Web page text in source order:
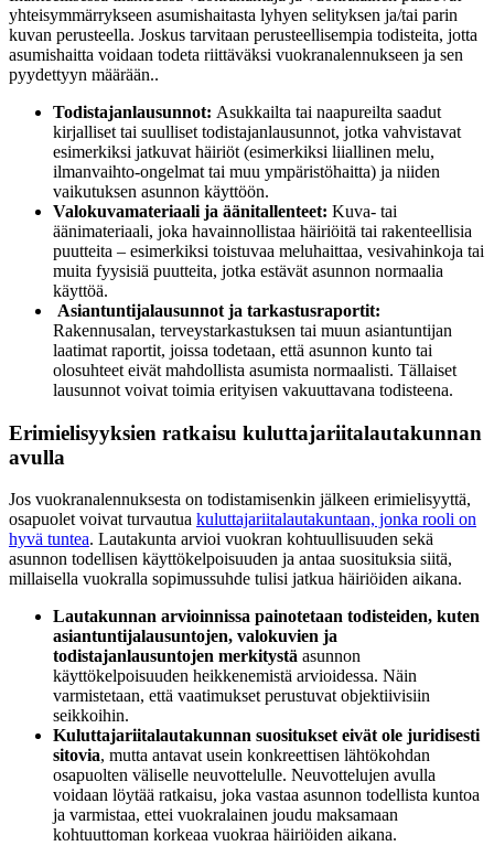
yhteisymmärrykseen asumishaitasta lyhyen selityksen ja/tai parin
kuvan perusteella. Joskus tarvitaan perusteellisempia todisteita, jotta
asumishaitta voidaan todeta riittäväksi vuokranalennukseen ja sen
pyydettyyn määrään..
Todistajanlausunnot: Asukkailta tai naapureilta saadut
kirjalliset tai suulliset todistajanlausunnot, jotka vahvistavat
esimerkiksi jatkuvat häiriöt (esimerkiksi liiallinen melu,
ilmanvaihto-ongelmat tai muu ympäristöhaitta) ja niiden
vaikutuksen asunnon käyttöön.
Valokuvamateriaali ja äänitallenteet: Kuva- tai
äänimateriaali, joka havainnollistaa häiriöitä tai rakenteellisia
puutteita – esimerkiksi toistuvaa meluhaittaa, vesivahinkoja tai
muita fyysisiä puutteita, jotka estävät asunnon normaalia
käyttöä.
Asiantuntijalausunnot ja tarkastusraportit:
Rakennusalan, terveystarkastuksen tai muun asiantuntijan
laatimat raportit, joissa todetaan, että asunnon kunto tai
olosuhteet eivät mahdollista asumista normaalisti. Tällaiset
lausunnot voivat toimia erityisen vakuuttavana todisteena.
Erimielisyyksien ratkaisu kuluttajariitalautakunnan
avulla
Jos vuokranalennuksesta on todistamisenkin jälkeen erimielisyyttä,
osapuolet voivat turvautua kuluttajariitalautakuntaan, jonka rooli on
hyvä tuntea. Lautakunta arvioi vuokran kohtuullisuuden sekä
asunnon todellisen käyttökelpoisuuden ja antaa suosituksia siitä,
millaisella vuokralla sopimussuhde tulisi jatkua häiriöiden aikana.
Lautakunnan arvioinnissa painotetaan todisteiden, kuten
asiantuntijalausuntojen, valokuvien ja
todistajanlausuntojen merkitystä asunnon
käyttökelpoisuuden heikkenemistä arvioidessa. Näin
varmistetaan, että vaatimukset perustuvat objektiivisiin
seikkoihin.
Kuluttajariitalautakunnan suositukset eivät ole juridisesti
sitovia, mutta antavat usein konkreettisen lähtökohdan
osapuolten väliselle neuvottelulle. Neuvottelujen avulla
voidaan löytää ratkaisu, joka vastaa asunnon todellista kuntoa
ja varmistaa, ettei vuokralainen joudu maksamaan
kohtuuttoman korkeaa vuokraa häiriöiden aikana.